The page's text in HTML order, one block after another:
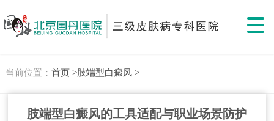
当前位置： 首页 >肢端型白癜风 >
肢端型白癜风的工具适配与职业场景防护